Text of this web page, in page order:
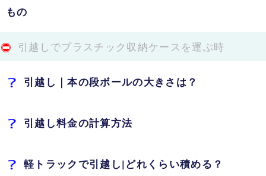
もの
引越しでプラスチック収納ケースを運ぶ時
引越し｜本の段ボールの大きさは？
引越し料金の計算方法
軽トラックで引越し|どれくらい積める？